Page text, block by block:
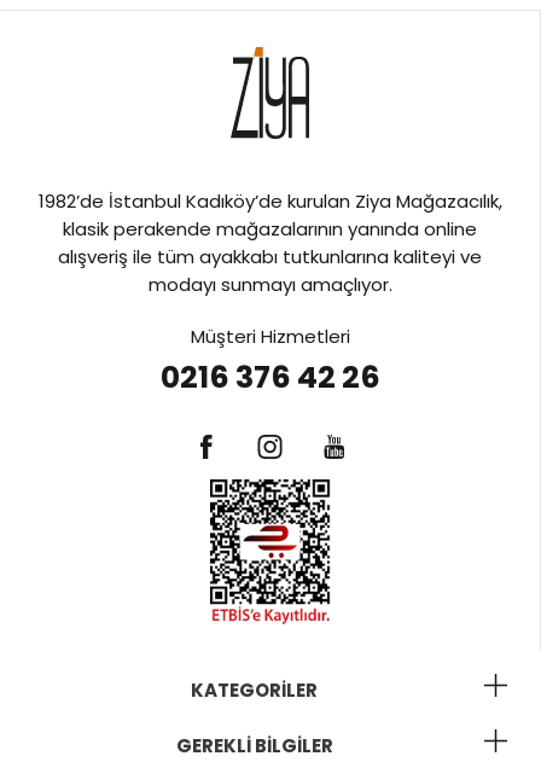
1982’de İstanbul Kadıköy’de kurulan Ziya Mağazacılık,
klasik perakende mağazalarının yanında online
alışveriş ile tüm ayakkabı tutkunlarına kaliteyi ve
modayı sunmayı amaçlıyor.
Müşteri Hizmetleri
0216 376 42 26
KATEGORILER
GEREKLI BILGILER